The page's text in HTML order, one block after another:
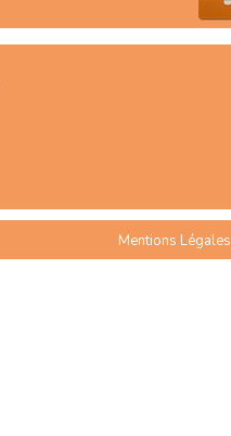
Mentions Légales